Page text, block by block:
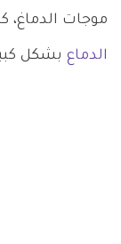
موجات
الدماع بشكل